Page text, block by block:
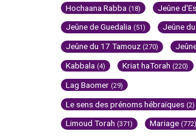
Hochaana Rabba (18) Jeûne
Jeûne de Guedalia (51) Jeûne
Jeûne du 17 Tamouz (270)
Kabbala (4) Kriat haTorah (220)
Lag Baomer (29)
Le sens des prénoms hébraïques (2)
Limoud Torah (371) Mariage (772)